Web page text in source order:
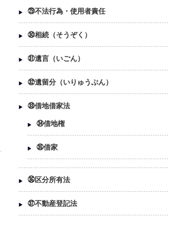
㉙不法行為・使用者責任
㉚相続（そうぞく）
㉛遺言（いごん）
㉜遺留分（いりゅうぶん）
㉝借地借家法
㉞借地権
㉟借家
㊱区分所有法
㊲不動産登記法